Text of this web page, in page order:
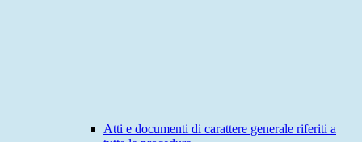
Atti e documenti di carattere generale riferiti a